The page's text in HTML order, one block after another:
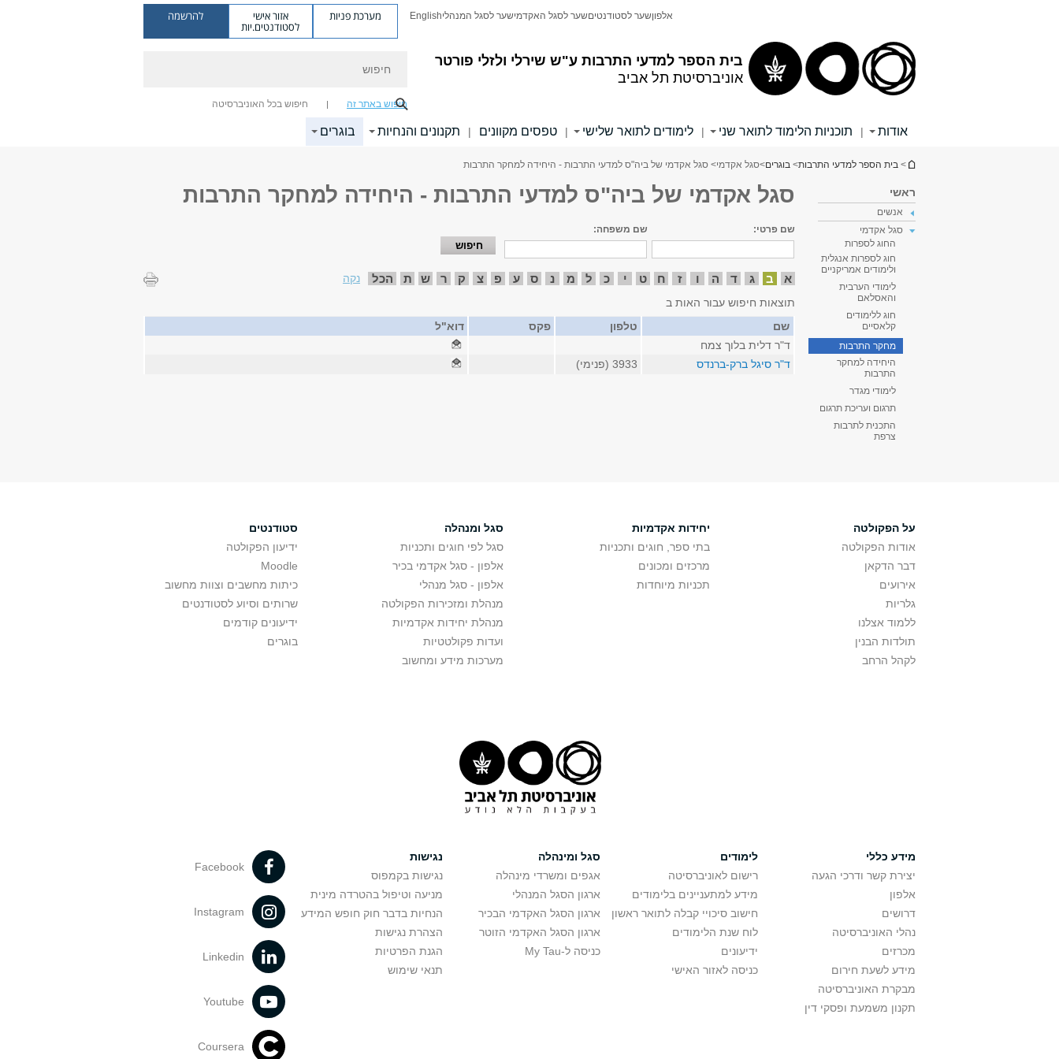
בית הספר למדעי התרבות ע"ש שירלי ולזלי פורטר
אוניברסיטת תל אביב
אלפוןשער לסטודנטיםשער לסגל האקדמישער לסגל המנהליEnglish מערכת פניות אזור אישי
לסטודנטים.יות
להרשמה
חיפוש באתר זה חיפוש בכל האוניברסיטה
אודות | תוכניות הלימוד לתואר שני | לימודים לתואר שלישי | טפסים מקוונים | תקנונים והנחיות בוגרים
הינך נמצא כאן
> בית הספר למדעי התרבות> בוגרים>סגל אקדמי> סגל אקדמי של ביה"ס למדעי התרבות - היחידה למחקר התרבות
ראשי
אנשים
סגל אקדמי
החוג לספרות
חוג לספרות אנגלית
ולימודים אמריקניים
לימודי הערבית
והאסלאם
חוג ללימודים
קלאסיים
מחקר התרבות
היחידה למחקר
התרבות
לימודי מגדר
תרגום ועריכת תרגום
התכנית לתרבות
צרפת
סגל אקדמי של ביה"ס למדעי התרבות - היחידה למחקר התרבות
שם פרטי: שם משפחה:
א ב ג ד ה ו ז ח ט י כ ל מ נ ס ע פ צ ק ר ש ת הכל
נקה
תוצאות חיפוש עבור האות ב
שם
טלפון פקס
דוא"ל
ד"ר דלית בלוך צמח
ד"ר סיגל ברק-ברנדס
3933 (פנימי)
על הפקולטה
אודות הפקולטה
דבר הדקאן
אירועים
גלריות
ללמוד אצלנו
תולדות הבנין
לקהל הרחב
יחידות אקדמיות
בתי ספר, חוגים ותכניות
מרכזים ומכונים
תכניות מיוחדות
סגל ומנהלה
סגל לפי חוגים ותכניות
אלפון - סגל אקדמי בכיר
אלפון - סגל מנהלי
מנהלת ומזכירות הפקולטה
מנהלת יחידות אקדמיות
ועדות פקולטטיות
מערכות מידע ומחשוב
סטודנטים
ידיעון הפקולטה
Moodle
כיתות מחשבים וצוות מחשוב
שרותים וסיוע לסטודנטים
ידיעונים קודמים
בוגרים
מידע כללי
יצירת קשר ודרכי הגעה
אלפון
דרושים
נהלי האוניברסיטה
מכרזים
מידע לשעת חירום
מבקרת האוניברסיטה
תקנון משמעת ופסקי דין
לימודים
רישום לאוניברסיטה
מידע למתעניינים בלימודים
חישוב סיכויי קבלה לתואר ראשון
לוח שנת הלימודים
ידיעונים
כניסה לאזור האישי
סגל ומינהלה
אגפים ומשרדי מינהלה
ארגון הסגל המנהלי
ארגון הסגל האקדמי הבכיר
ארגון הסגל האקדמי הזוטר
כניסה ל-My Tau
נגישות
נגישות בקמפוס
מניעה וטיפול בהטרדה מינית
הנחיות בדבר חוק חופש המידע
הצהרת נגישות
הגנת הפרטיות
תנאי שימוש
Facebook
Instagram
Linkedin
Youtube
Coursera